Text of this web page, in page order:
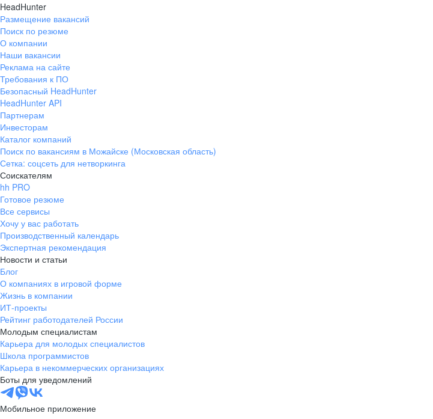
HeadHunter
Размещение вакансий
Поиск по резюме
О компании
Наши вакансии
Реклама на сайте
Требования к ПО
Безопасный HeadHunter
HeadHunter API
Партнерам
Инвесторам
Каталог компаний
Поиск по вакансиям в Можайске (Московская область)
Сетка: соцсеть для нетворкинга
Соискателям
hh PRO
Готовое резюме
Все сервисы
Хочу у вас работать
Производственный календарь
Экспертная рекомендация
Новости и статьи
Блог
О компаниях в игровой форме
Жизнь в компании
ИТ-проекты
Рейтинг работодателей России
Молодым специалистам
Карьера для молодых специалистов
Школа программистов
Карьера в некоммерческих организациях
Боты для уведомлений
Мобильное приложение